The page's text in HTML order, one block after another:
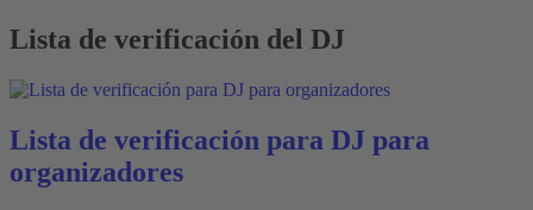
Lista de verificación del DJ
Lista de verificación para DJ para
organizadores